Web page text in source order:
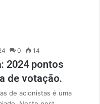
0 14
2024 pontos
de votação.
de acionistas é uma